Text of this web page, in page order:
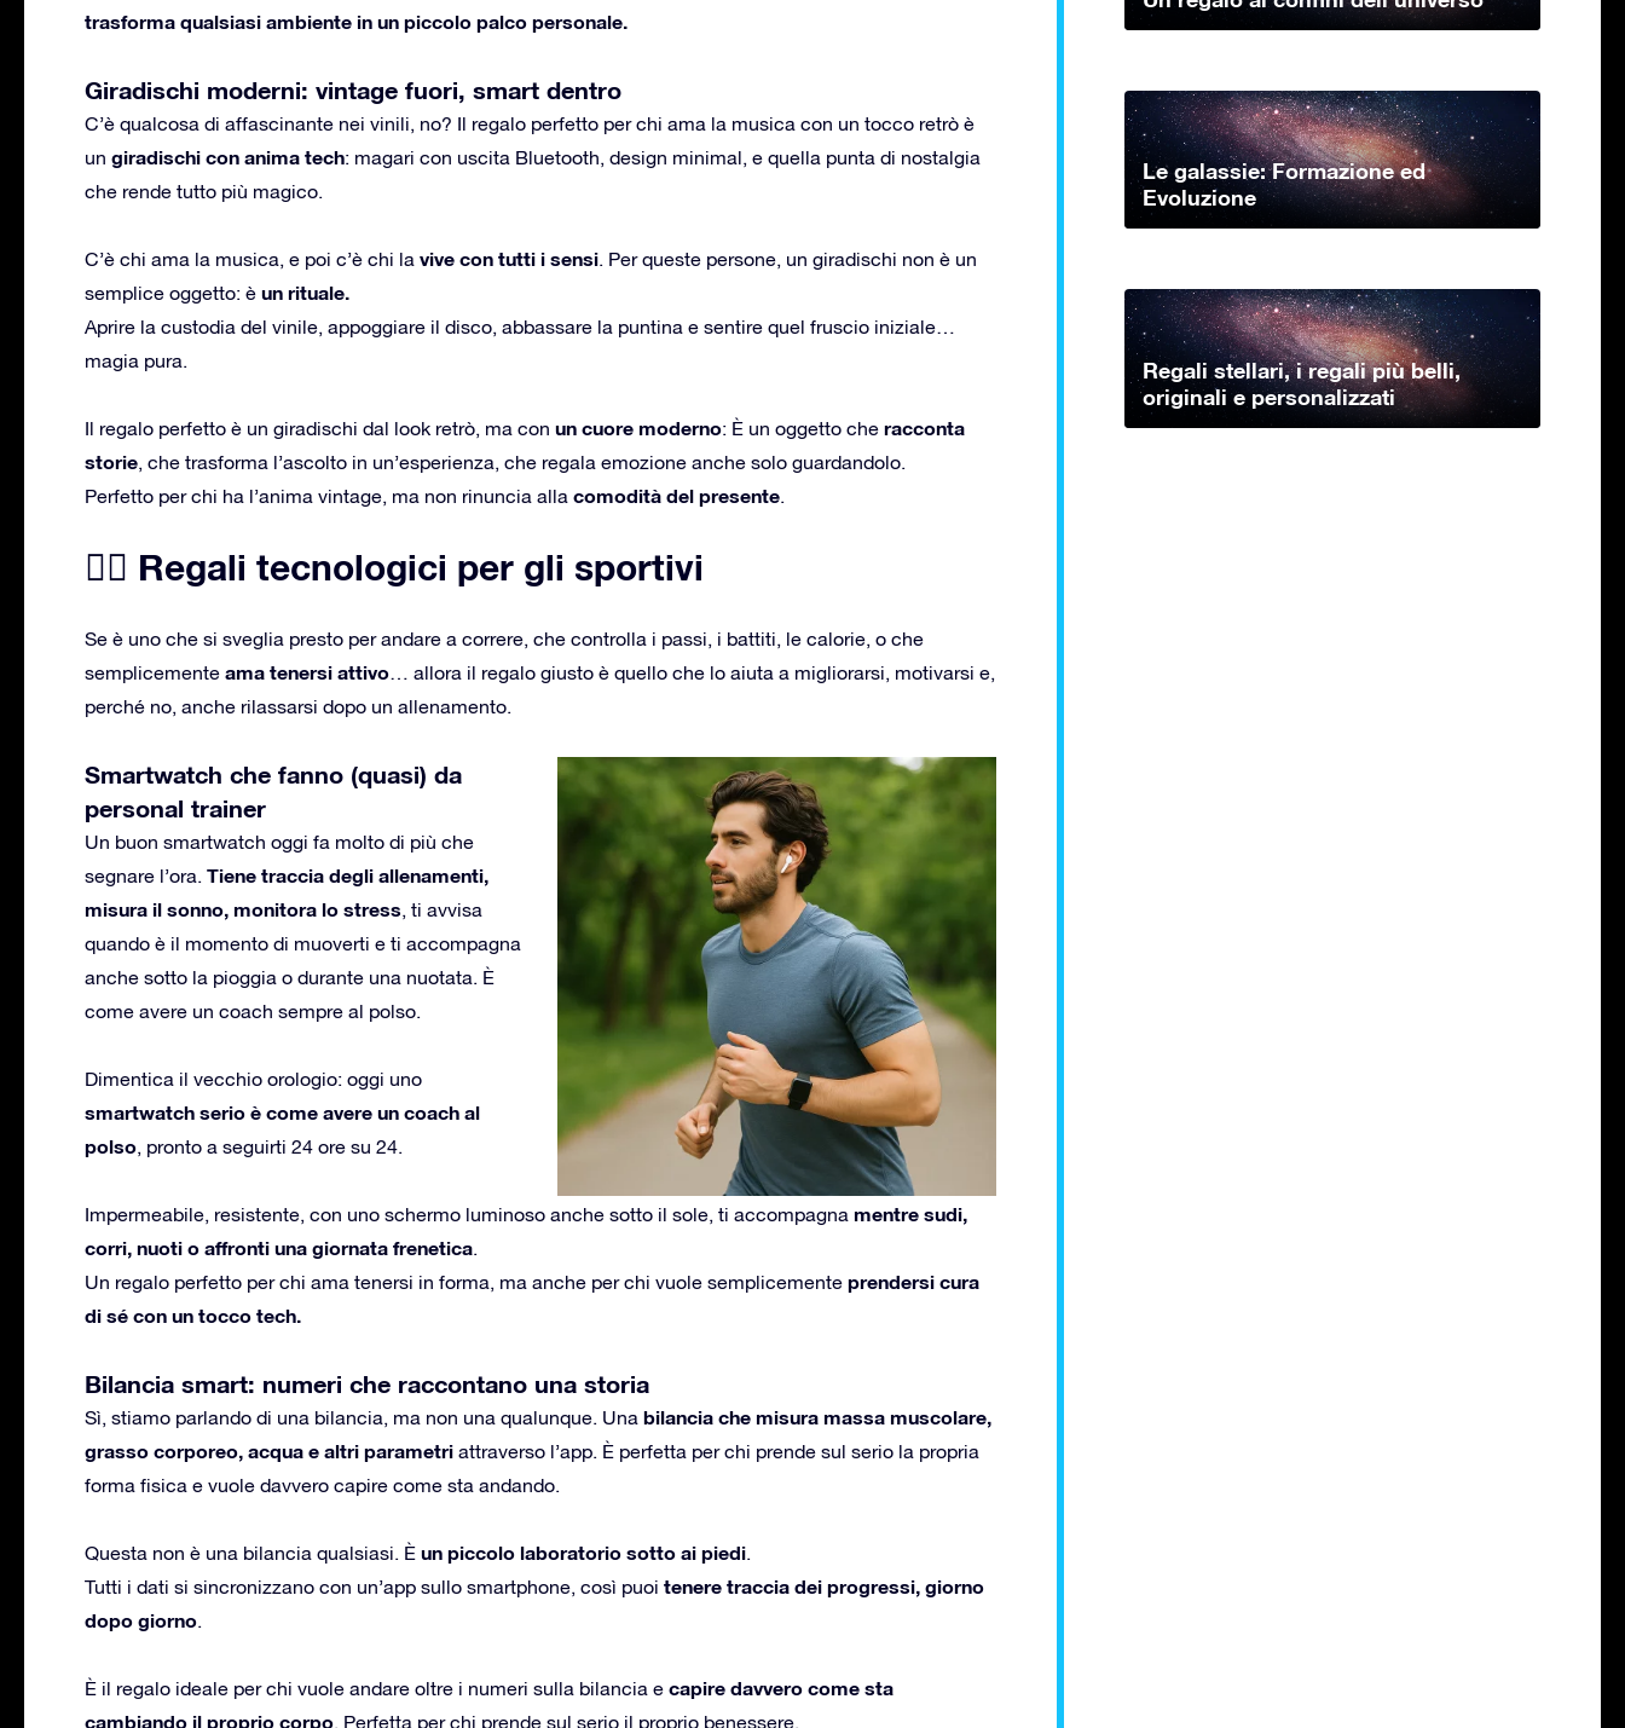
trasforma qualsiasi ambiente in un piccolo palco personale.
Giradischi moderni: vintage fuori, smart dentro
C’è qualcosa di affascinante nei vinili, no? Il regalo perfetto per chi ama la musica con un tocco retrò è
un giradischi con anima tech: magari con uscita Bluetooth, design minimal, e quella punta di nostalgia
che rende tutto più magico.
C’è chi ama la musica, e poi c’è chi la vive con tutti i sensi. Per queste persone, un giradischi non è un
semplice oggetto: è un rituale.
Aprire la custodia del vinile, appoggiare il disco, abbassare la puntina e sentire quel fruscio iniziale…
magia pura.
Il regalo perfetto è un giradischi dal look retrò, ma con un cuore moderno: È un oggetto che racconta
storie, che trasforma l’ascolto in un’esperienza, che regala emozione anche solo guardandolo.
Perfetto per chi ha l’anima vintage, ma non rinuncia alla comodità del presente.
🏋️‍♂️ Regali tecnologici per gli sportivi
Se è uno che si sveglia presto per andare a correre, che controlla i passi, i battiti, le calorie, o che
semplicemente ama tenersi attivo… allora il regalo giusto è quello che lo aiuta a migliorarsi, motivarsi e,
perché no, anche rilassarsi dopo un allenamento.
Smartwatch che fanno (quasi) da
personal trainer
Un buon smartwatch oggi fa molto di più che
segnare l’ora. Tiene traccia degli allenamenti,
misura il sonno, monitora lo stress, ti avvisa
quando è il momento di muoverti e ti accompagna
anche sotto la pioggia o durante una nuotata. È
come avere un coach sempre al polso.
Dimentica il vecchio orologio: oggi uno
smartwatch serio è come avere un coach al
polso, pronto a seguirti 24 ore su 24.
Impermeabile, resistente, con uno schermo luminoso anche sotto il sole, ti accompagna mentre sudi,
corri, nuoti o affronti una giornata frenetica.
Un regalo perfetto per chi ama tenersi in forma, ma anche per chi vuole semplicemente prendersi cura
di sé con un tocco tech.
Bilancia smart: numeri che raccontano una storia
Sì, stiamo parlando di una bilancia, ma non una qualunque. Una bilancia che misura massa muscolare,
grasso corporeo, acqua e altri parametri attraverso l’app. È perfetta per chi prende sul serio la propria
forma fisica e vuole davvero capire come sta andando.
Questa non è una bilancia qualsiasi. È un piccolo laboratorio sotto ai piedi.
Tutti i dati si sincronizzano con un’app sullo smartphone, così puoi tenere traccia dei progressi, giorno
dopo giorno.
È il regalo ideale per chi vuole andare oltre i numeri sulla bilancia e capire davvero come sta
cambiando il proprio corpo. Perfetta per chi prende sul serio il proprio benessere.
Le galassie: Formazione ed
Evoluzione
Regali stellari, i regali più belli,
originali e personalizzati